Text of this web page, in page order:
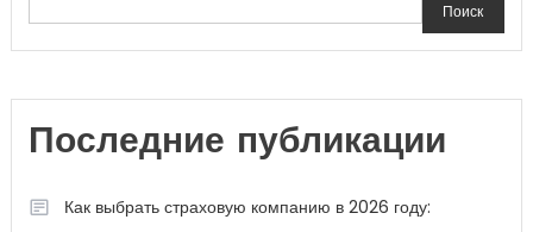
Поиск
Последние публикации
Как выбрать страховую компанию в 2026 году: